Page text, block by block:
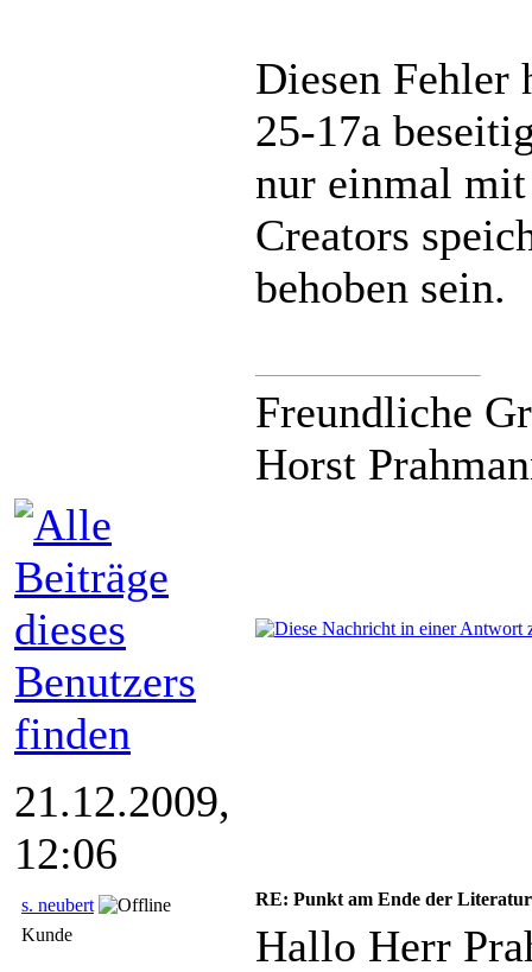
Diesen Fehler
25-17a
nur einmal
Creators
behoben sein.
Freundliche
Horst
21.12.2009,
12:06
s. neubert
Kunde
RE: Punkt am Ende der
Hallo Herr